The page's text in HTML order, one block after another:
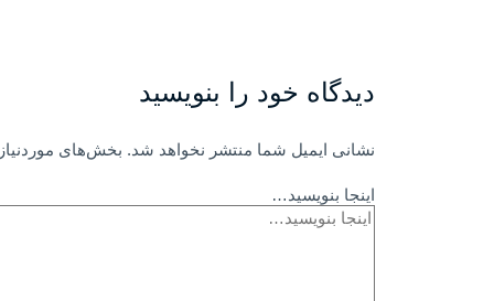
دیدگاه‌ خود را بنویسید
نشانی ایمیل شما منتشر نخواهد شد. بخش‌های
اینجا بنویسید…